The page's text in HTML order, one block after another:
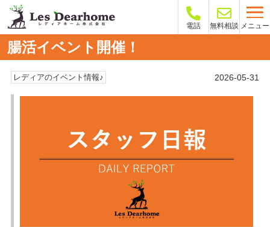
電話 無料相談 メニュー
腸活イベント開催！
レディアのイベント情報♪ 2026-05-31